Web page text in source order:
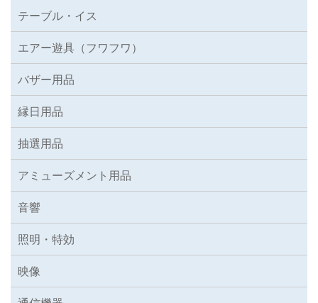
テーブル・イス
エアー遊具（フワフワ）
バザー用品
縁日用品
抽選用品
アミューズメント用品
音響
照明・特効
映像